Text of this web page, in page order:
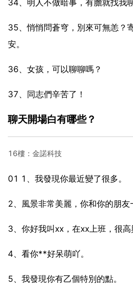
34、明人不做暗事，有膽就找我
35、悄悄問蒼穹，別來可無恙？
安。
36、女孩，可以聊聊嗎？
37、同志們辛苦了！
聊天開場白有哪些？
16樓：金諾科技
01 1、我發現你最近變了很多。
2、風景非常美麗，你和你的朋友
3、你好我叫xx，在xx上班，很高
4、看你**好呆萌吖。
5、我發現你有乙個特別的點。